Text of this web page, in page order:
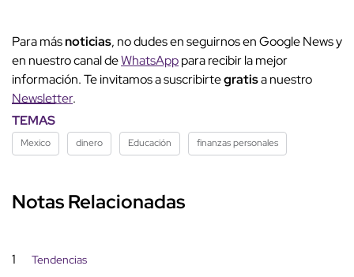
Para másnoticias, no dudes en seguirnos en Google News y
en nuestro canal deWhatsApppara recibir la mejor
información. Te invitamos a suscribirtegratisa nuestro
Newsletter.
TEMAS
Mexico dinero Educación finanzas personales
Notas Relacionadas
1 Tendencias